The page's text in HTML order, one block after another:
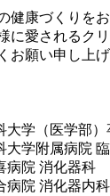
健康づくりを
に愛されるク
お願い申し上げ
大学（医学部）
大学附属病院
病院 消化器科
病院 消化器内科